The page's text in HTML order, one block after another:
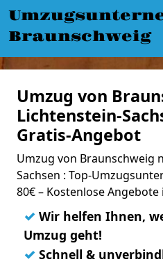
Braunschweig
Umzug von
Lichtenstein-
Gratis-Angebot
Umzug von Braunschweig
Sachsen : Top-
80€ – Kostenlose Angebote
✓ Wir helfen Ihnen,
Umzug geht!
✓ Schnell &